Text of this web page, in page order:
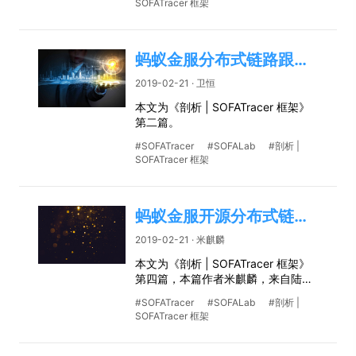
SOFATracer 框架
蚂蚁金服分布式链路跟踪组件 SOFATracer 数据上报机制和源码剖析
2019-02-21 · 卫恒
本文为《剖析 | SOFATracer 框架》
第二篇。
#SOFATracer #SOFALab
#剖析 |
SOFATracer 框架
蚂蚁金服开源分布式链路跟踪组件 SOFATracer 采样策略和源码剖析
2019-02-21 · 米麒麟
本文为《剖析 | SOFATracer 框架》
第四篇，本篇作者米麒麟，来自陆金
#SOFATracer #SOFALab
#剖析 |
SOFATracer 框架